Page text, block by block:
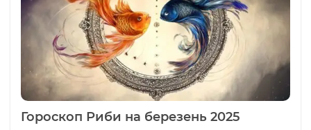
Гороскоп Риби на березень 2025